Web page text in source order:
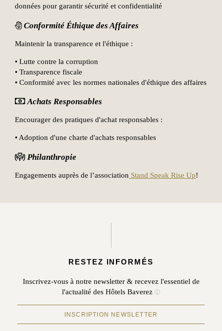
données pour garantir sécurité et confidentialité
Conformité Éthique des Affaires
Maintenir la transparence et l'éthique :
• Lutte contre la corruption
• Transparence fiscale
• Conformité avec les normes nationales d'éthique des affaires
Achats Responsables
Encourager des pratiques d'achat responsables :
• Adoption d'une charte d'achats responsables
Philanthropie
Engagements auprès de l’association Stand Speak Rise Up!
RESTEZ INFORMÉS
Inscrivez-vous à notre newsletter & recevez l'essentiel de
l'actualité des Hôtels Baverez
INSCRIPTION NEWSLETTER